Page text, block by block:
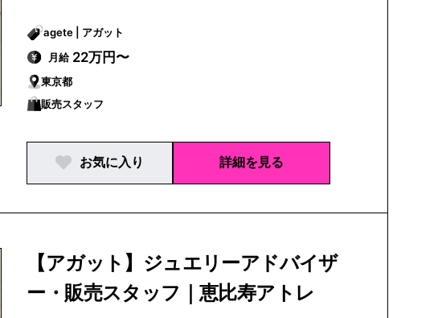
agete | アガット
月給 22万円〜
東京都
販売スタッフ
お気に入り 詳細を見る
【アガット】ジュエリーアドバイザ
ー・販売スタッフ｜恵比寿アトレ